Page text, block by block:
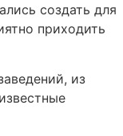
создать для
приходить
из